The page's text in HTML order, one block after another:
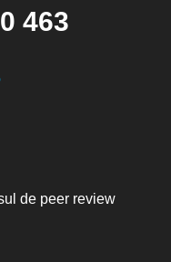
463
de peer review